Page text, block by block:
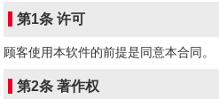
第1条 许可
顾客使用本软件的前提是同意本合同。
第2条 著作权